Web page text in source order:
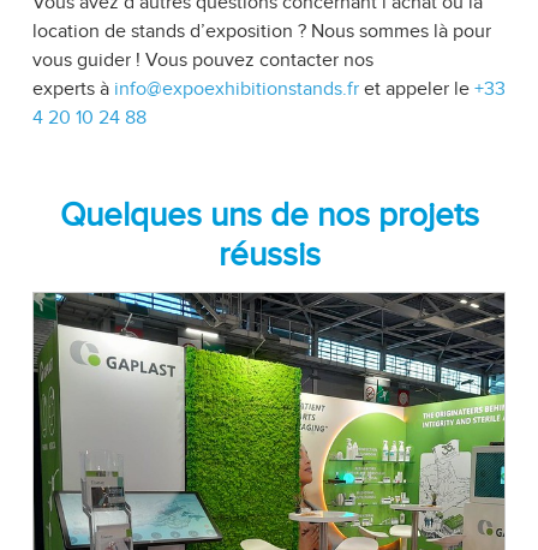
location de stands d’exposition ? Nous sommes là pour
vous guider ! Vous pouvez contacter nos
experts à info@expoexhibitionstands.fr et appeler le +33
4 20 10 24 88
Quelques uns de nos projets
réussis